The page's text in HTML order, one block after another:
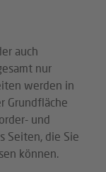
auch
nur
werden in
Grundfläche
und
Seiten, die Sie
können.